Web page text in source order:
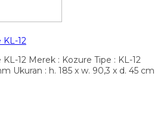
12
12 Merek : Kozure Tipe : KL-12
Ukuran : h. 185 x w. 90,3 x d. 45 cm